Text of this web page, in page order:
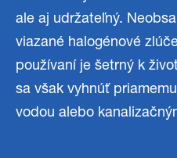
ale aj udržateľný.
viazané halogénové
používaní je šetrný k
sa však vyhnúť
vodou alebo